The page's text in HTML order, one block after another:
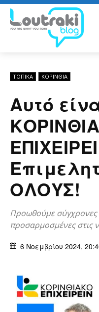
ΤΟΠΙΚΑ ΚΟΡΙΝΘΊΑ
Αυτό
ΟΛΟΥΣ!
Προωθούμε σύγχρονες
προσαρμοσμένες στις
6 Νοεμβρίου 2024,